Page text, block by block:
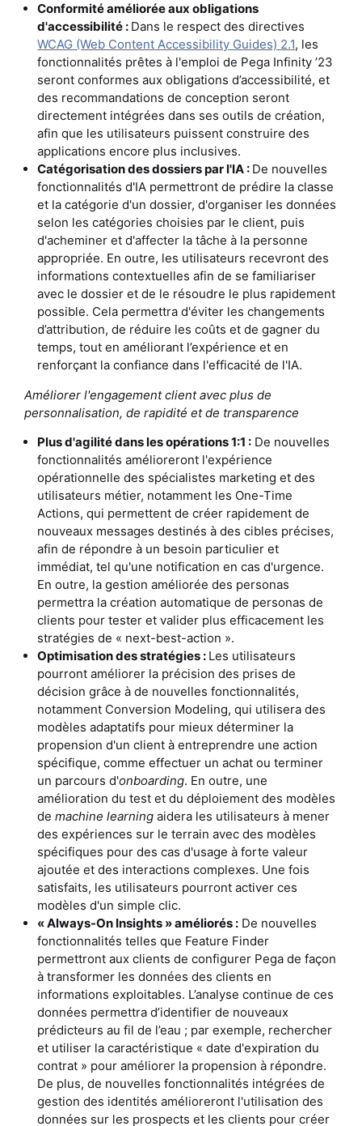
Conformité améliorée aux obligations
d'accessibilité : Dans le respect des directives
WCAG (Web Content Accessibility Guides) 2.1, les
fonctionnalités prêtes à l'emploi de Pega Infinity ’23
seront conformes aux obligations d’accessibilité, et
des recommandations de conception seront
directement intégrées dans ses outils de création,
afin que les utilisateurs puissent construire des
applications encore plus inclusives.
Catégorisation des dossiers par l'IA : De nouvelles
fonctionnalités d'IA permettront de prédire la classe
et la catégorie d'un dossier, d'organiser les données
selon les catégories choisies par le client, puis
d'acheminer et d'affecter la tâche à la personne
appropriée. En outre, les utilisateurs recevront des
informations contextuelles afin de se familiariser
avec le dossier et de le résoudre le plus rapidement
possible. Cela permettra d'éviter les changements
d’attribution, de réduire les coûts et de gagner du
temps, tout en améliorant l’expérience et en
renforçant la confiance dans l'efficacité de l'IA.
Améliorer l'engagement client avec plus de
personnalisation, de rapidité et de transparence
Plus d'agilité dans les opérations 1:1 : De nouvelles
fonctionnalités amélioreront l'expérience
opérationnelle des spécialistes marketing et des
utilisateurs métier, notamment les One-Time
Actions, qui permettent de créer rapidement de
nouveaux messages destinés à des cibles précises,
afin de répondre à un besoin particulier et
immédiat, tel qu'une notification en cas d'urgence.
En outre, la gestion améliorée des personas
permettra la création automatique de personas de
clients pour tester et valider plus efficacement les
stratégies de « next-best-action ».
Optimisation des stratégies : Les utilisateurs
pourront améliorer la précision des prises de
décision grâce à de nouvelles fonctionnalités,
notamment Conversion Modeling, qui utilisera des
modèles adaptatifs pour mieux déterminer la
propension d'un client à entreprendre une action
spécifique, comme effectuer un achat ou terminer
un parcours d'onboarding. En outre, une
amélioration du test et du déploiement des modèles
demachine learning aidera les utilisateurs à mener
des expériences sur le terrain avec des modèles
spécifiques pour des cas d'usage à forte valeur
ajoutée et des interactions complexes. Une fois
satisfaits, les utilisateurs pourront activer ces
modèles d'un simple clic.
« Always-On Insights » améliorés : De nouvelles
fonctionnalités telles que Feature Finder
permettront aux clients de configurer Pega de façon
à transformer les données des clients en
informations exploitables. L’analyse continue de ces
données permettra d’identifier de nouveaux
prédicteurs au fil de l’eau ; par exemple, rechercher
et utiliser la caractéristique « date d'expiration du
contrat » pour améliorer la propension à répondre.
De plus, de nouvelles fonctionnalités intégrées de
gestion des identités amélioreront l'utilisation des
données sur les prospects et les clients pour créer